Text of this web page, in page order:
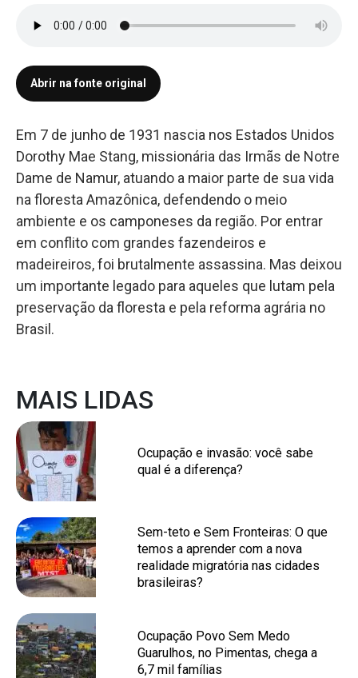
Abrir na fonte original
Em 7 de junho de 1931 nascia nos Estados Unidos
Dorothy Mae Stang, missionária das Irmãs de Notre
Dame de Namur, atuando a maior parte de sua vida
na floresta Amazônica, defendendo o meio
ambiente e os camponeses da região. Por entrar
em conflito com grandes fazendeiros e
madeireiros, foi brutalmente assassina. Mas deixou
um importante legado para aqueles que lutam pela
preservação da floresta e pela reforma agrária no
Brasil.
MAIS LIDAS
Ocupação e invasão: você sabe
qual é a diferença?
Sem-teto e Sem Fronteiras: O que
temos a aprender com a nova
realidade migratória nas cidades
brasileiras?
Ocupação Povo Sem Medo
Guarulhos, no Pimentas, chega a
6,7 mil famílias